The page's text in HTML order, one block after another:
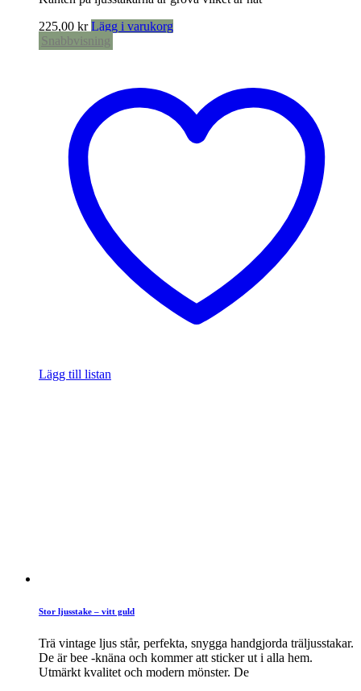
225,00 kr Lägg i varukorg
Snabbvisning
Lägg till listan
Stor ljusstake – vitt guld
Trä vintage ljus står, perfekta, snygga handgjorda träljusstakar.
De är bee -knäna och kommer att sticker ut i alla hem.
Utmärkt kvalitet och modern mönster. De